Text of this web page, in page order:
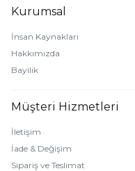
Kurumsal
İnsan Kaynakları
Hakkımızda
Bayilik
Müşteri Hizmetleri
İletişim
İade & Değişim
Sipariş ve Teslimat